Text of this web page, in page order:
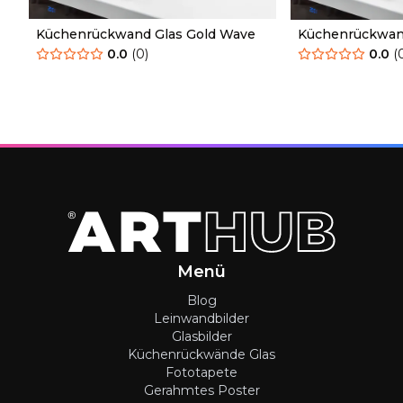
Küchenrückwand Glas Gold Wave
0.0 (0)
Mountain 0.0 (
Menü
Blog
Leinwandbilder
Glasbilder
Küchenrückwände Glas
Fototapete
Gerahmtes Poster